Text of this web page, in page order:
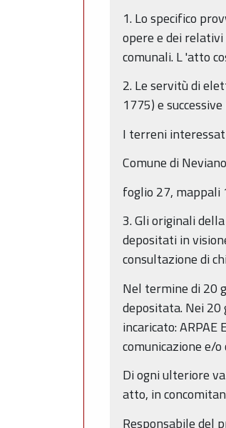
1. Lo specifico
opere e dei
comunali. L 'atto
2. Le servitù di
1775) e
I terreni
Comune di
foglio 27, mappali
3. Gli originali
depositati in
consultazione di
Nel termine di 20
depositata. Nei 20
incaricato:
comunicazione e/
Di ogni ulteriore
atto, in
Responsabile del